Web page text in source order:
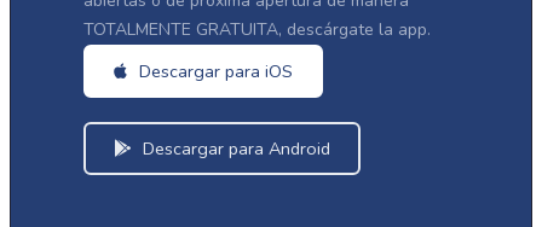
TOTALMENTE GRATUITA, descárgate la app.
Descargar para iOS
Descargar para Android